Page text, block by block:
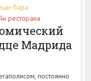
бара
ресторана
Мадрида
постоянно